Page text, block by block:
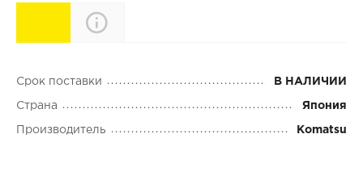
Характеристики
Срок поставки В НАЛИЧИИ
Страна Япония
Производитель Komatsu